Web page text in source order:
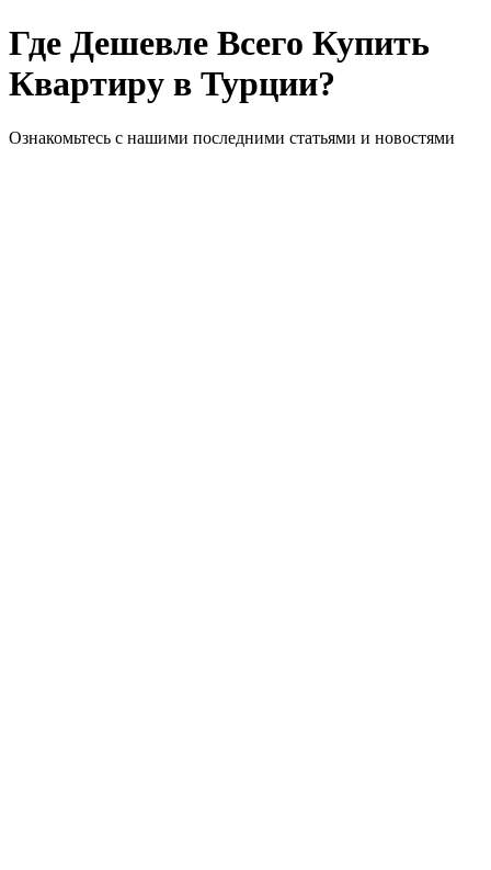
Где Дешевле Всего Купить
Квартиру в Турции?
Ознакомьтесь с нашими последними статьями и новостями